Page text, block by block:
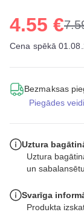
4.55 €
Cena spēkā
Bezmaksas
Piegādes veidi
Uztura
Uztura
un
Svarīga
Produkta